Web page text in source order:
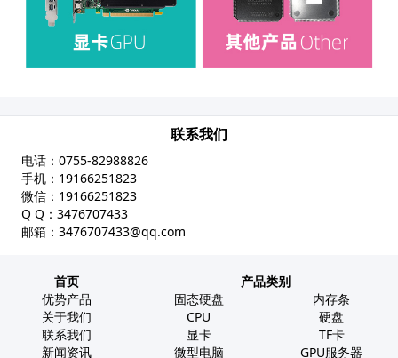
联系我们
电话： 0755-82988826
手机： 19166251823
微信： 19166251823
Q Q： 3476707433
邮箱： 3476707433@qq.com
首页
优势产品
关于我们
联系我们
新闻资讯
产品类别
固态硬盘
内存条
CPU
硬盘
显卡
TF卡
微型电脑
GPU服务器